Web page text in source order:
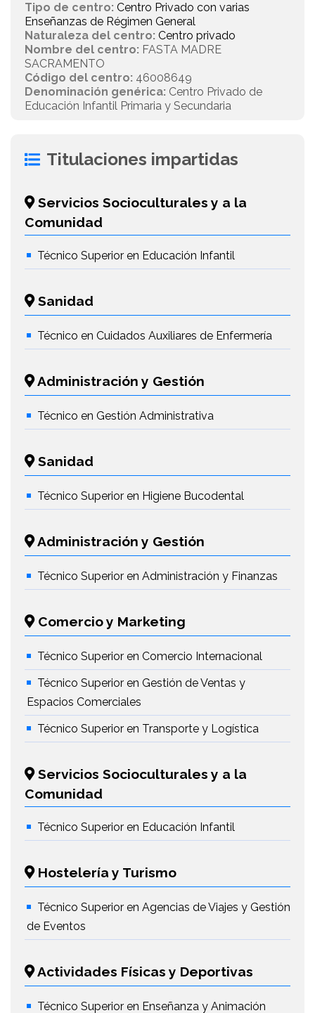
Tipo de centro: Centro Privado con varias
Enseñanzas de Régimen General
Naturaleza del centro: Centro privado
Nombre del centro: FASTA MADRE
SACRAMENTO
Código del centro: 46008649
Denominación genérica: Centro Privado de
Educación Infantil Primaria y Secundaria
Titulaciones impartidas
Servicios Socioculturales y a la
Comunidad
Técnico Superior en Educación Infantil
Sanidad
Técnico en Cuidados Auxiliares de Enfermería
Administración y Gestión
Técnico en Gestión Administrativa
Sanidad
Técnico Superior en Higiene Bucodental
Administración y Gestión
Técnico Superior en Administración y Finanzas
Comercio y Marketing
Técnico Superior en Comercio Internacional
Técnico Superior en Gestión de Ventas y
Espacios Comerciales
Técnico Superior en Transporte y Logística
Servicios Socioculturales y a la
Comunidad
Técnico Superior en Educación Infantil
Hostelería y Turismo
Técnico Superior en Agencias de Viajes y Gestión
de Eventos
Actividades Físicas y Deportivas
Técnico Superior en Enseñanza y Animación